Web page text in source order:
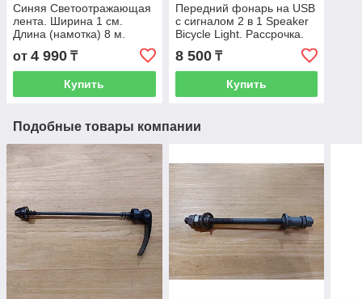
Синяя Светоотражающая
лента. Ширина 1 см.
Длина (намотка) 8 м.
световозвращающая
наклейка.
от 4 990 ₸
Купить
Передний фонарь на USB
с сигналом 2 в 1 Speaker
Bicycle Light. Рассрочка.
8 500₸
Купить
Подобные товары компании